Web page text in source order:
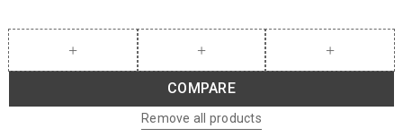
COMPARE
Remove all products